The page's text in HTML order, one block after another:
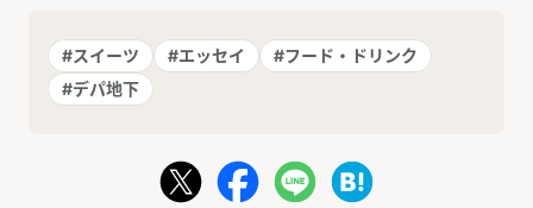
#スイーツ #エッセイ
#フード・ドリンク
#デパ地下